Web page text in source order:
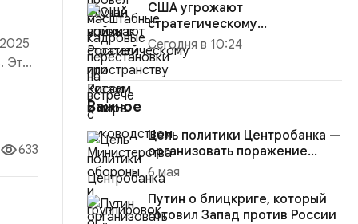
Это
«по
633
США угрожают
стратегическому
пространству России и мира
Сегодня в 10:24
Важное
Цель политики Центробанка —
организовать поражение
России в вооружённом
конфликте с США
6 мая
Путин о блицкриге, который
готовил Запад против России